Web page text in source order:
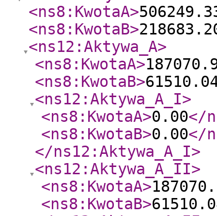
<ns8:KwotaA>
<ns8:KwotaB>
<ns12:Aktywa_A>
<ns8:KwotaA>
<ns8:KwotaB>
<ns12:Aktywa_A_I>
<ns8:KwotaA>0.00</
<ns8:KwotaB>0.00</
</ns12:Aktywa_A_I>
<ns12:Aktywa_A_II>
<ns8:KwotaA>
<ns8:KwotaB>